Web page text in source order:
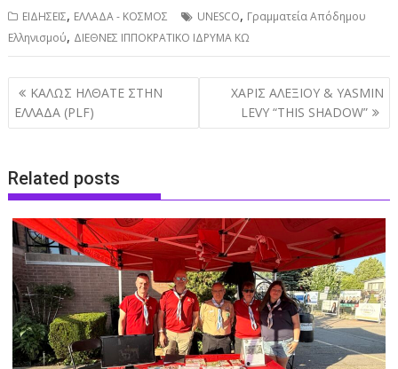
ΕΙΔΗΣΕΙΣ, ΕΛΛΑΔΑ - ΚΟΣΜΟΣ UNESCO, Γραμματεία Απόδημου
Ελληνισμού, ΔΙΕΘΝΕΣ ΙΠΠΟΚΡΑΤΙΚΟ ΙΔΡΥΜΑ ΚΩ
Post
navigation
ΚΑΛΩΣ ΗΛΘΑΤΕ ΣΤΗΝ
ΕΛΛΑΔΑ (PLF)
ΧΑΡΙΣ ΑΛΕΞΙΟΥ & YASMIN
LEVY “THIS SHADOW”
Related posts